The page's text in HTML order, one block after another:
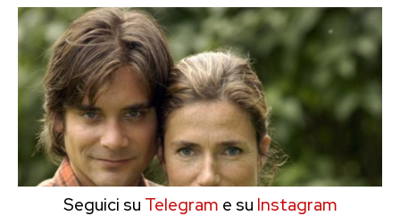
Seguici su Telegram e su Instagram